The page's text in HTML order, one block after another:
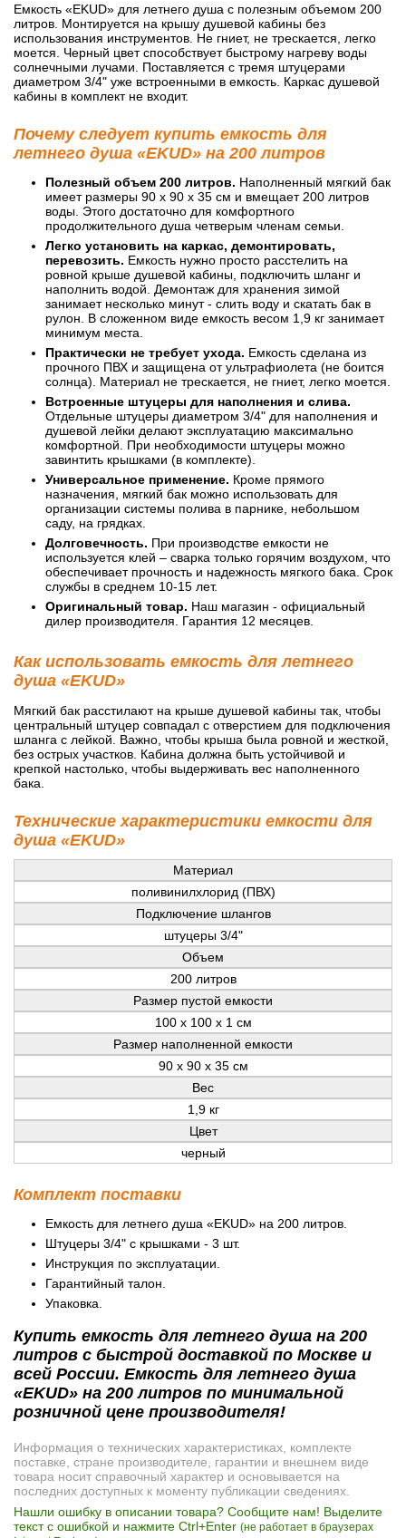
Емкость «EKUD» для летнего душа с полезным объемом 200
литров. Монтируется на крышу душевой кабины без
использования инструментов. Не гниет, не трескается, легко
моется. Черный цвет способствует быстрому нагреву воды
солнечными лучами. Поставляется с тремя штуцерами
диаметром 3/4" уже встроенными в емкость. Каркас душевой
кабины в комплект не входит.
Почему следует купить емкость для
летнего душа «EKUD» на 200 литров
Полезный объем 200 литров. Наполненный мягкий бак
имеет размеры 90 х 90 х 35 см и вмещает 200 литров
воды. Этого достаточно для комфортного
продолжительного душа четверым членам семьи.
Легко установить на каркас, демонтировать,
перевозить. Емкость нужно просто расстелить на
ровной крыше душевой кабины, подключить шланг и
наполнить водой. Демонтаж для хранения зимой
занимает несколько минут - слить воду и скатать бак в
рулон. В сложенном виде емкость весом 1,9 кг занимает
минимум места.
Практически не требует ухода. Емкость сделана из
прочного ПВХ и защищена от ультрафиолета (не боится
солнца). Материал не трескается, не гниет, легко моется.
Встроенные штуцеры для наполнения и слива.
Отдельные штуцеры диаметром 3/4" для наполнения и
душевой лейки делают эксплуатацию максимально
комфортной. При необходимости штуцеры можно
завинтить крышками (в комплекте).
Универсальное применение. Кроме прямого
назначения, мягкий бак можно использовать для
организации системы полива в парнике, небольшом
саду, на грядках.
Долговечность. При производстве емкости не
используется клей – сварка только горячим воздухом, что
обеспечивает прочность и надежность мягкого бака. Срок
службы в среднем 10-15 лет.
Оригинальный товар. Наш магазин - официальный
дилер производителя. Гарантия 12 месяцев.
Как использовать емкость для летнего
душа «EKUD»
Мягкий бак расстилают на крыше душевой кабины так, чтобы
центральный штуцер совпадал с отверстием для подключения
шланга с лейкой. Важно, чтобы крыша была ровной и жесткой,
без острых участков. Кабина должна быть устойчивой и
крепкой настолько, чтобы выдерживать вес наполненного
бака.
Технические характеристики емкости для
душа «EKUD»
Материал
поливинилхлорид (ПВХ)
Подключение шлангов
штуцеры 3/4"
Объем
200 литров
Размер пустой емкости
100 х 100 х 1 см
Размер наполненной емкости
90 х 90 х 35 см
Вес
1,9 кг
Цвет
черный
Комплект поставки
Емкость для летнего душа «EKUD» на 200 литров.
Штуцеры 3/4" с крышками - 3 шт.
Инструкция по эксплуатации.
Гарантийный талон.
Упаковка.
Купить емкость для летнего душа на 200
литров с быстрой доставкой по Москве и
всей России. Емкость для летнего душа
«EKUD» на 200 литров по минимальной
розничной цене производителя!
Информация о технических характеристиках, комплекте
поставке, стране производителе, гарантии и внешнем виде
товара носит справочный характер и основывается на
последних доступных к моменту публикации сведениях.
Нашли ошибку в описании товара? Сообщите нам! Выделите
текст с ошибкой и нажмите Ctrl+Enter (не работает в браузерах